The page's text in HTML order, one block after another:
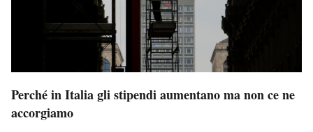
Perché in Italia gli stipendi aumentano ma non ce ne
accorgiamo